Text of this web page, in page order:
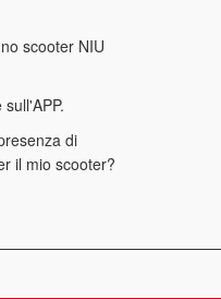
scooter NIU
di
il mio scooter?